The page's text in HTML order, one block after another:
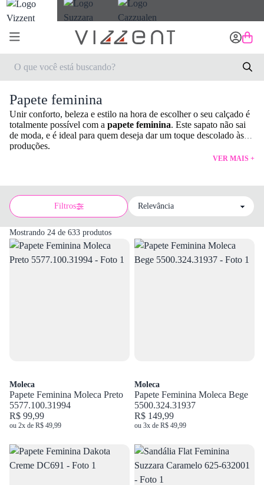
Papete feminina
Unir conforto, beleza e estilo na hora de escolher o seu calçado é
totalmente possível com a papete feminina. Este sapato não sai
de moda, e é ideal para quem deseja dar um toque descolado às
produções.
VER MAIS +
Filtros
Sort by
Mostrando 24 de 633 produtos
Moleca
Papete Feminina Moleca Preto
5577.100.31994
R$ 99,99
ou 2x de R$ 49,99
Moleca
Papete Feminina Moleca Bege
5500.324.31937
R$ 149,99
ou 3x de R$ 49,99